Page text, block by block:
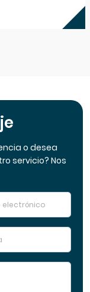
o desea
servicio? Nos